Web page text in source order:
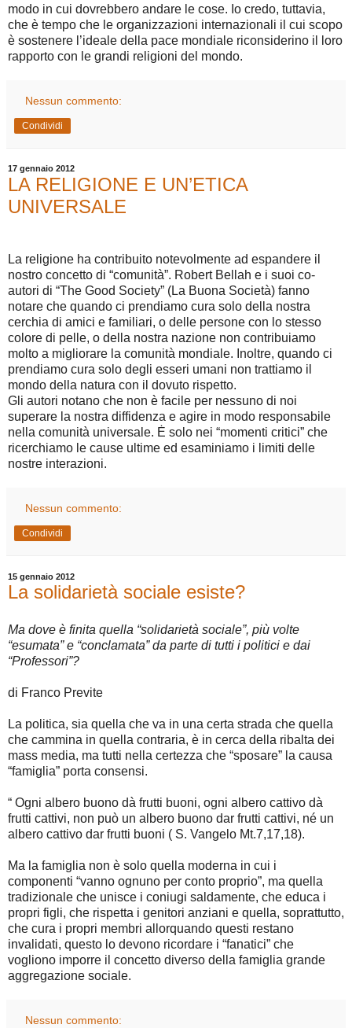
modo in cui dovrebbero andare le cose. Io credo, tuttavia,
che è tempo che le organizzazioni internazionali il cui scopo
è sostenere l’ideale della pace mondiale riconsiderino il loro
rapporto con le grandi religioni del mondo.
Nessun commento:
Condividi
17 gennaio 2012
LA RELIGIONE E UN’ETICA
UNIVERSALE
La religione ha contribuito notevolmente ad espandere il
nostro concetto di “comunità”. Robert Bellah e i suoi co-
autori di “The Good Society” (La Buona Società) fanno
notare che quando ci prendiamo cura solo della nostra
cerchia di amici e familiari, o delle persone con lo stesso
colore di pelle, o della nostra nazione non contribuiamo
molto a migliorare la comunità mondiale. Inoltre, quando ci
prendiamo cura solo degli esseri umani non trattiamo il
mondo della natura con il dovuto rispetto.
Gli autori notano che non è facile per nessuno di noi
superare la nostra diffidenza e agire in modo responsabile
nella comunità universale. Ė solo nei “momenti critici” che
ricerchiamo le cause ultime ed esaminiamo i limiti delle
nostre interazioni.
Nessun commento:
Condividi
15 gennaio 2012
La solidarietà sociale esiste?
Ma dove è finita quella “solidarietà sociale”, più volte
“esumata” e “conclamata” da parte di tutti i politici e dai
“Professori”?
di Franco Previte
La politica, sia quella che va in una certa strada che quella
che cammina in quella contraria, è in cerca della ribalta dei
mass media, ma tutti nella certezza che “sposare” la causa
“famiglia” porta consensi.
“ Ogni albero buono dà frutti buoni, ogni albero cattivo dà
frutti cattivi, non può un albero buono dar frutti cattivi, né un
albero cattivo dar frutti buoni ( S. Vangelo Mt.7,17,18).
Ma la famiglia non è solo quella moderna in cui i
componenti “vanno ognuno per conto proprio”, ma quella
tradizionale che unisce i coniugi saldamente, che educa i
propri figli, che rispetta i genitori anziani e quella, soprattutto,
che cura i propri membri allorquando questi restano
invalidati, questo lo devono ricordare i “fanatici” che
vogliono imporre il concetto diverso della famiglia grande
aggregazione sociale.
Nessun commento: